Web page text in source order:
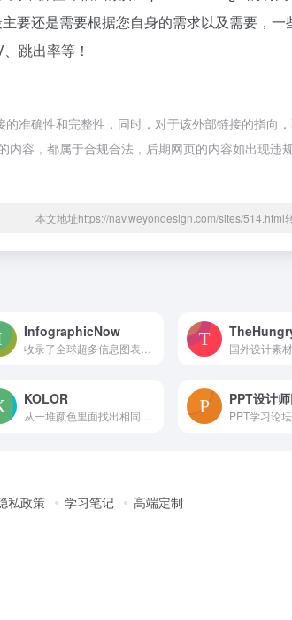
要还是需要根据您自身的需求以及需要，一
跳出率等！
准确性和完整性，同时，对于该外部链接的指向
容，都属于合规合法，后期网页的内容如出现违
本文地址https://nav.weyondesign.com/sites/514.html
InfographicNow
KOLOR PPT设计
私政策 学习笔记 高端定制